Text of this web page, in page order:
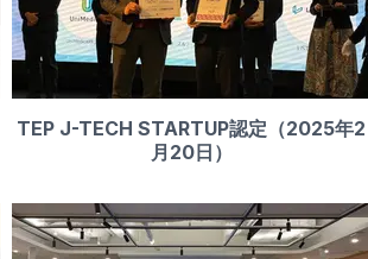
TEP J-TECH STARTUP認定（2025年2
月20日）